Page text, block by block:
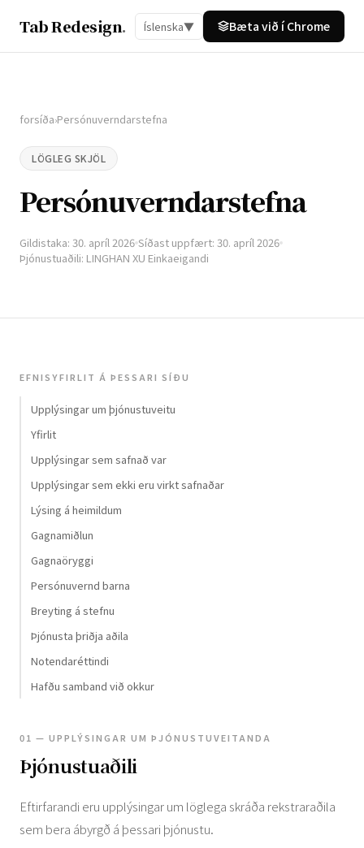
Tab Redesign. Íslenska▼ Bæta við í Chrome
forsíða›Persónuverndarstefna
LÖGLEG SKJÖL
Persónuverndarstefna
Gildistaka: 30. apríl 2026 Síðast uppfært: 30. apríl 2026
Þjónustuaðili: LINGHAN XU Einkaeigandi
EFNISYFIRLIT Á ÞESSARI SÍÐU
Upplýsingar um þjónustuveitu
Yfirlit
Upplýsingar sem safnað var
Upplýsingar sem ekki eru virkt safnaðar
Lýsing á heimildum
Gagnamiðlun
Gagnaöryggi
Persónuvernd barna
Breyting á stefnu
Þjónusta þriðja aðila
Notendaréttindi
Hafðu samband við okkur
01 — UPPLÝSINGAR UM ÞJÓNUSTUVEITANDA
Þjónustuaðili
Eftirfarandi eru upplýsingar um löglega skráða rekstraraðila
sem bera ábyrgð á þessari þjónustu.